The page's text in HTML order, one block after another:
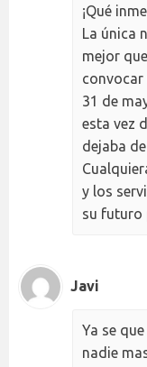
¡Qué
La única
mejor
convocar
31 de
esta vez
dejaba
y los
su futuro
Javi
Ya se
nadie